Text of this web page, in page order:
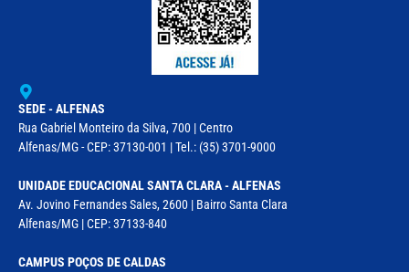
SEDE - ALFENAS
Rua Gabriel Monteiro da Silva, 700 | Centro
Alfenas/MG - CEP: 37130-001 | Tel.: (35) 3701-9000
UNIDADE EDUCACIONAL SANTA CLARA - ALFENAS
Av. Jovino Fernandes Sales, 2600 | Bairro Santa Clara
Alfenas/MG | CEP: 37133-840
CAMPUS POÇOS DE CALDAS